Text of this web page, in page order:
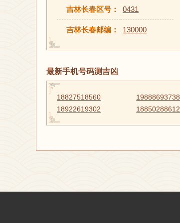
吉林长春区号： 0431
吉林长春邮编： 130000
最新手机号码测吉凶
18827518560 19888693738
18922619302
18850288612